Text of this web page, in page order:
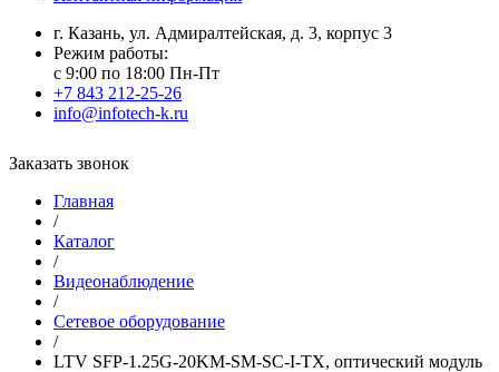
г. Казань, ул. Адмиралтейская, д. 3, корпус 3
Режим работы:
с 9:00 по 18:00 Пн-Пт
+7 843 212-25-26
info@infotech-k.ru
Заказать звонок
Главная
/
Каталог
/
Видеонаблюдение
/
Сетевое оборудование
/
LTV SFP-1.25G-20KM-SM-SC-I-TX, оптический модуль